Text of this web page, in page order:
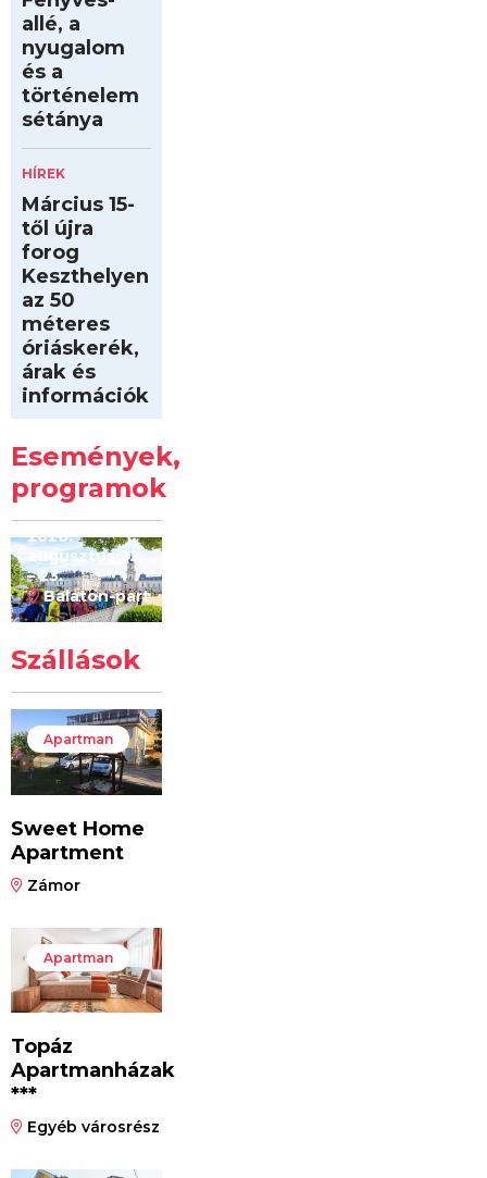
allé, a
nyugalom
és a
történelem
sétánya
HÍREK
Március 15-
től újra
forog
Keszthelyen
az 50
méteres
óriáskerék,
árak és
információk
Események,
programok
Kilóméterek
2026
2026.
augusztus 22
– 23.
Balaton-part
Szállások
Apartman
Sweet Home
Apartment
Zámor
Apartman
Topáz
Apartmanházak
***
Egyéb városrész